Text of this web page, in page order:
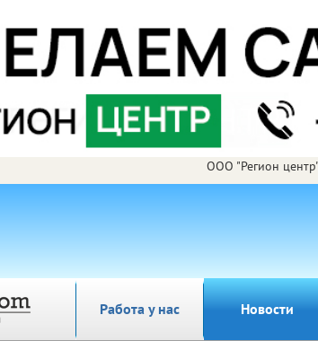
ООО "Регион
Работа у нас Новости